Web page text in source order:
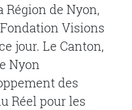
Région de Nyon,
Visions
jour. Le Canton,
Nyon
des
Réel pour les